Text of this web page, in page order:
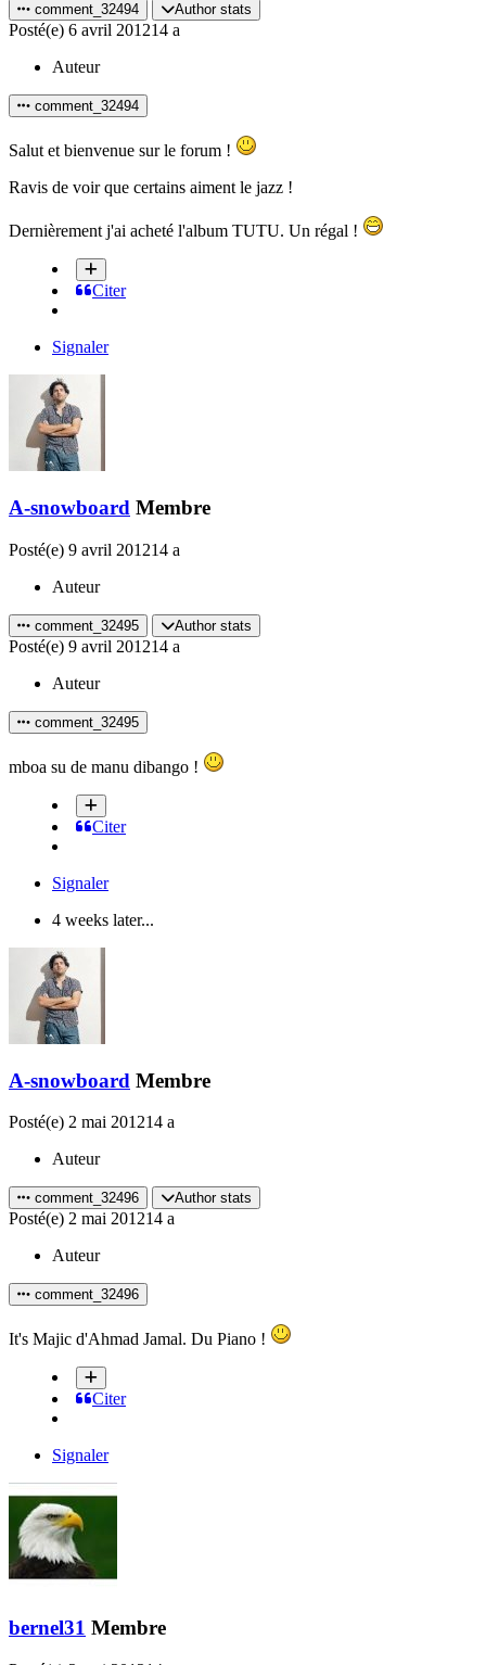
comment_32494 Author stats
Posté(e) 6 avril 201214 a
Auteur
comment_32494
Salut et bienvenue sur le forum !
Ravis de voir que certains aiment le jazz !
Dernièrement j'ai acheté l'album TUTU. Un régal !
Citer
Signaler
A-snowboard Membre
Posté(e) 9 avril 201214 a
Auteur
comment_32495 Author stats
Posté(e) 9 avril 201214 a
Auteur
comment_32495
mboa su de manu dibango !
Citer
Signaler
4 weeks later...
A-snowboard Membre
Posté(e) 2 mai 201214 a
Auteur
comment_32496 Author stats
Posté(e) 2 mai 201214 a
Auteur
comment_32496
It's Majic d'Ahmad Jamal. Du Piano !
Citer
Signaler
bernel31 Membre